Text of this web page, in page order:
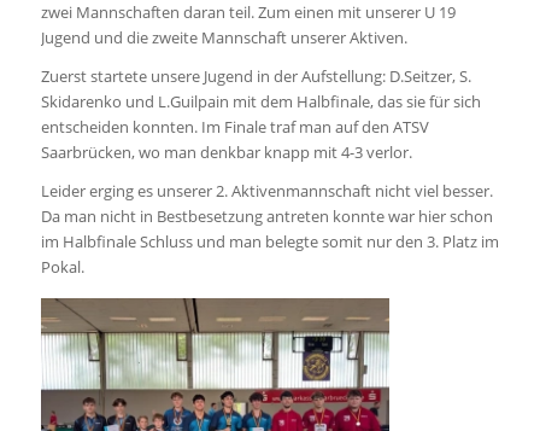
zwei Mannschaften daran teil. Zum einen mit unserer U 19
Jugend und die zweite Mannschaft unserer Aktiven.
Zuerst startete unsere Jugend in der Aufstellung: D.Seitzer, S.
Skidarenko und L.Guilpain mit dem Halbfinale, das sie für sich
entscheiden konnten. Im Finale traf man auf den ATSV
Saarbrücken, wo man denkbar knapp mit 4-3 verlor.
Leider erging es unserer 2. Aktivenmannschaft nicht viel besser.
Da man nicht in Bestbesetzung antreten konnte war hier schon
im Halbfinale Schluss und man belegte somit nur den 3. Platz im
Pokal.